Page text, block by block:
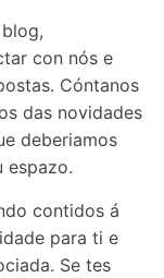
con nós e
Cóntanos
das novidades
deberiamos
espazo.
contidos á
para ti e
Se tes